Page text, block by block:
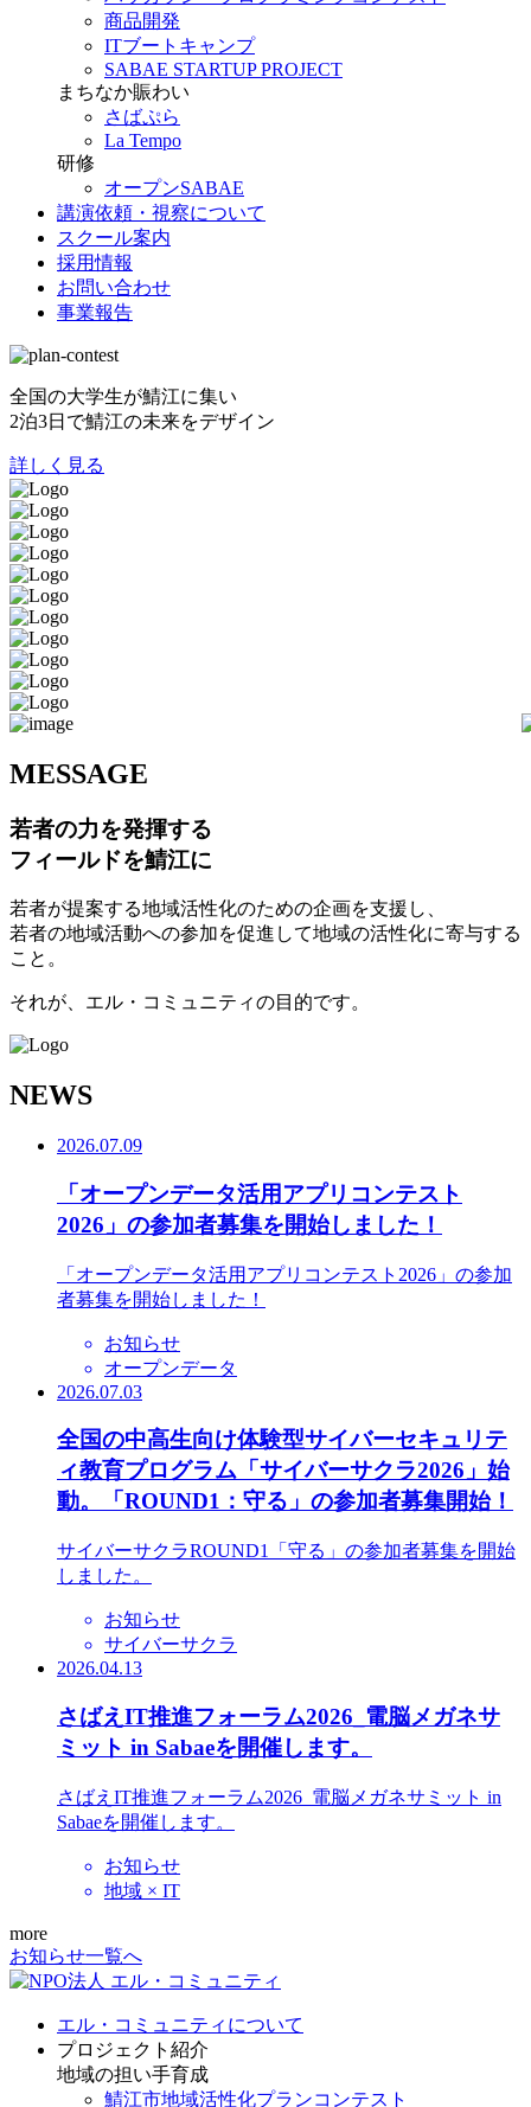
商品開発
ITブートキャンプ
SABAE STARTUP PROJECT
まちなか賑わい
さばぷら
La Tempo
研修
オープンSABAE
講演依頼・視察について
スクール案内
採用情報
お問い合わせ
事業報告
全国の大学生が鯖江に集い
2泊3日で鯖江の未来をデザイン
詳しく見る
MESSAGE
若者の力を発揮する
フィールドを鯖江に
若者が提案する地域活性化のための企画を支援し、
若者の地域活動への参加を促進して地域の活性化に寄与する
こと。
それが、エル・コミュニティの目的です。
NEWS
2026.07.09
「オープンデータ活用アプリコンテスト
2026」の参加者募集を開始しました！
「オープンデータ活用アプリコンテスト2026」の参加
者募集を開始しました！
お知らせ
オープンデータ
2026.07.03
全国の中高生向け体験型サイバーセキュリテ
ィ教育プログラム「サイバーサクラ2026」始
動。「ROUND1：守る」の参加者募集開始！
サイバーサクラROUND1「守る」の参加者募集を開始
しました。
お知らせ
サイバーサクラ
2026.04.13
さばえIT推進フォーラム2026_電脳メガネサ
ミット in Sabaeを開催します。
さばえIT推進フォーラム2026_電脳メガネサミット in
Sabaeを開催します。
お知らせ
地域 × IT
more
お知らせ一覧へ
エル・コミュニティについて
プロジェクト紹介
地域の担い手育成
鯖江市地域活性化プランコンテスト